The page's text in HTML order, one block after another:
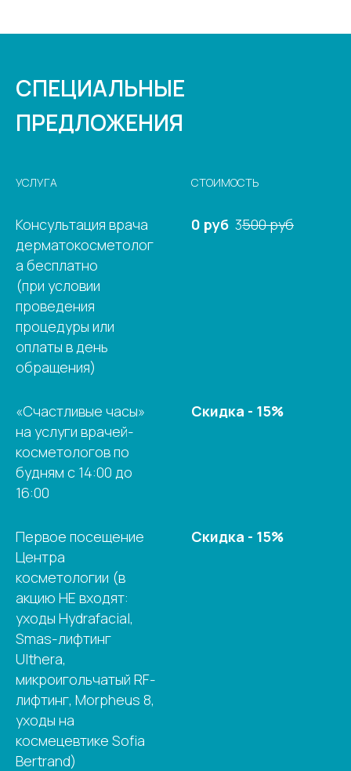
СПЕЦИАЛЬНЫЕ
ПРЕДЛОЖЕНИЯ
УСЛУГА СТОИМОСТЬ
Консультация врача
дерматокосметолог
а бесплатно
(при условии
проведения
процедуры или
оплаты в день
обращения)
0 руб 3500 руб
«Счастливые часы»
на услуги врачей-
косметологов по
будням с 14:00 до
16:00
Скидка - 15%
Первое посещение
Центра
косметологии (в
акцию НЕ входят:
уходы Hydrafacial,
Smas-лифтинг
Ulthera,
микроигольчатый RF-
лифтинг, Morpheus 8,
уходы на
космецевтике Sofia
Bertrand)
Скидка - 15%